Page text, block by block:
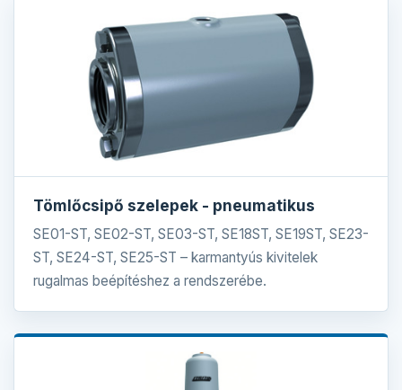
Tömlőcsipő szelepek - pneumatikus
SE01-ST, SE02-ST, SE03-ST, SE18ST, SE19ST, SE23-
ST, SE24-ST, SE25-ST – karmantyús kivitelek
rugalmas beépítéshez a rendszerébe.